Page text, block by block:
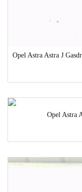
Opel Astra Astra J
Opel Astra